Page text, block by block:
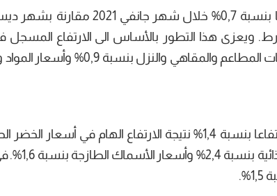
حدود 0,3% الشهر الفارط. ويعزى هذا التطور بالأساس الى الارتفاع
التغذية والمشروبات بنسبة 1,4% وأسعار خدمات المطاعم
وأسعار البيض بنسبة